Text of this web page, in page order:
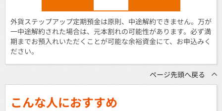
外貨ステップアップ定期預金は原則、中途解約できません。万が
一中途解約された場合は、元本割れの可能性があります。必ず満
期までお預入れいただくことが可能な余裕資金にて、お申込みく
ださい。
ページ先頭へ戻る
こんな人におすすめ